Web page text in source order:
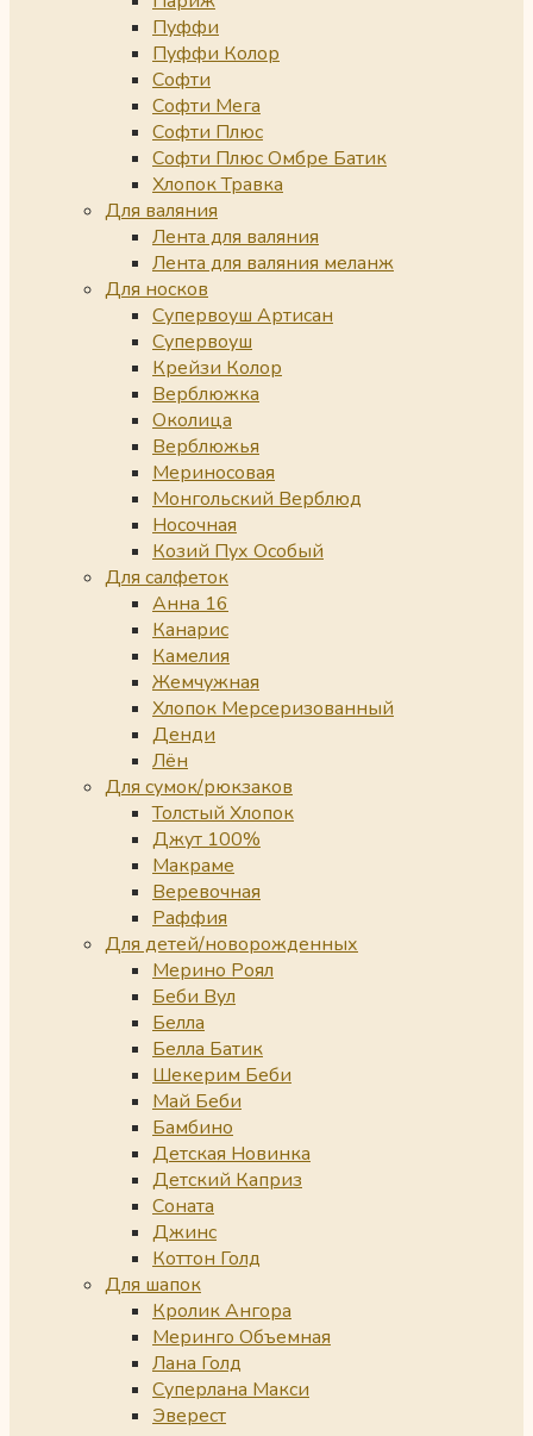
Пуффи
Пуффи Колор
Софти
Софти Мега
Софти Плюс
Софти Плюс Омбре Батик
Хлопок Травка
Для валяния
Лента для валяния
Лента для валяния меланж
Для носков
Супервоуш Артисан
Супервоуш
Крейзи Колор
Верблюжка
Околица
Верблюжья
Мериносовая
Монгольский Верблюд
Носочная
Козий Пух Особый
Для салфеток
Анна 16
Канарис
Камелия
Жемчужная
Хлопок Мерсеризованный
Денди
Лён
Для сумок/рюкзаков
Толстый Хлопок
Джут 100%
Макраме
Веревочная
Раффия
Для детей/новорожденных
Мерино Роял
Беби Вул
Белла
Белла Батик
Шекерим Беби
Май Беби
Бамбино
Детская Новинка
Детский Каприз
Соната
Джинс
Коттон Голд
Для шапок
Кролик Ангора
Меринго Объемная
Лана Голд
Суперлана Макси
Эверест